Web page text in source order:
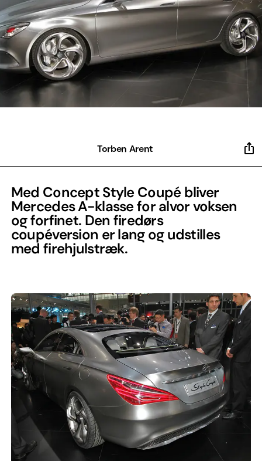
Torben Arent
Med Concept Style Coupé bliver
Mercedes A-klasse for alvor voksen
og forfinet. Den firedørs
coupéversion er lang og udstilles
med firehjulstræk.